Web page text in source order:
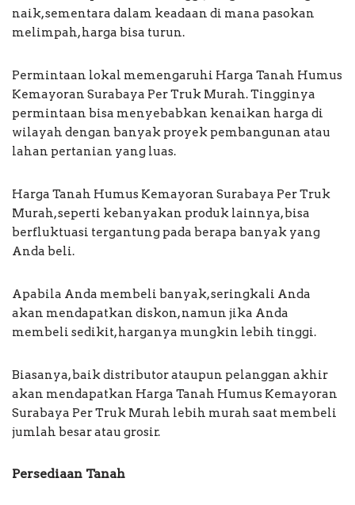
naik, sementara dalam keadaan di mana pasokan
melimpah, harga bisa turun.
Permintaan lokal memengaruhi Harga Tanah Humus
Kemayoran Surabaya Per Truk Murah. Tingginya
permintaan bisa menyebabkan kenaikan harga di
wilayah dengan banyak proyek pembangunan atau
lahan pertanian yang luas.
Harga Tanah Humus Kemayoran Surabaya Per Truk
Murah, seperti kebanyakan produk lainnya, bisa
berfluktuasi tergantung pada berapa banyak yang
Anda beli.
Apabila Anda membeli banyak, seringkali Anda
akan mendapatkan diskon, namun jika Anda
membeli sedikit, harganya mungkin lebih tinggi.
Biasanya, baik distributor ataupun pelanggan akhir
akan mendapatkan Harga Tanah Humus Kemayoran
Surabaya Per Truk Murah lebih murah saat membeli
jumlah besar atau grosir.
Persediaan Tanah